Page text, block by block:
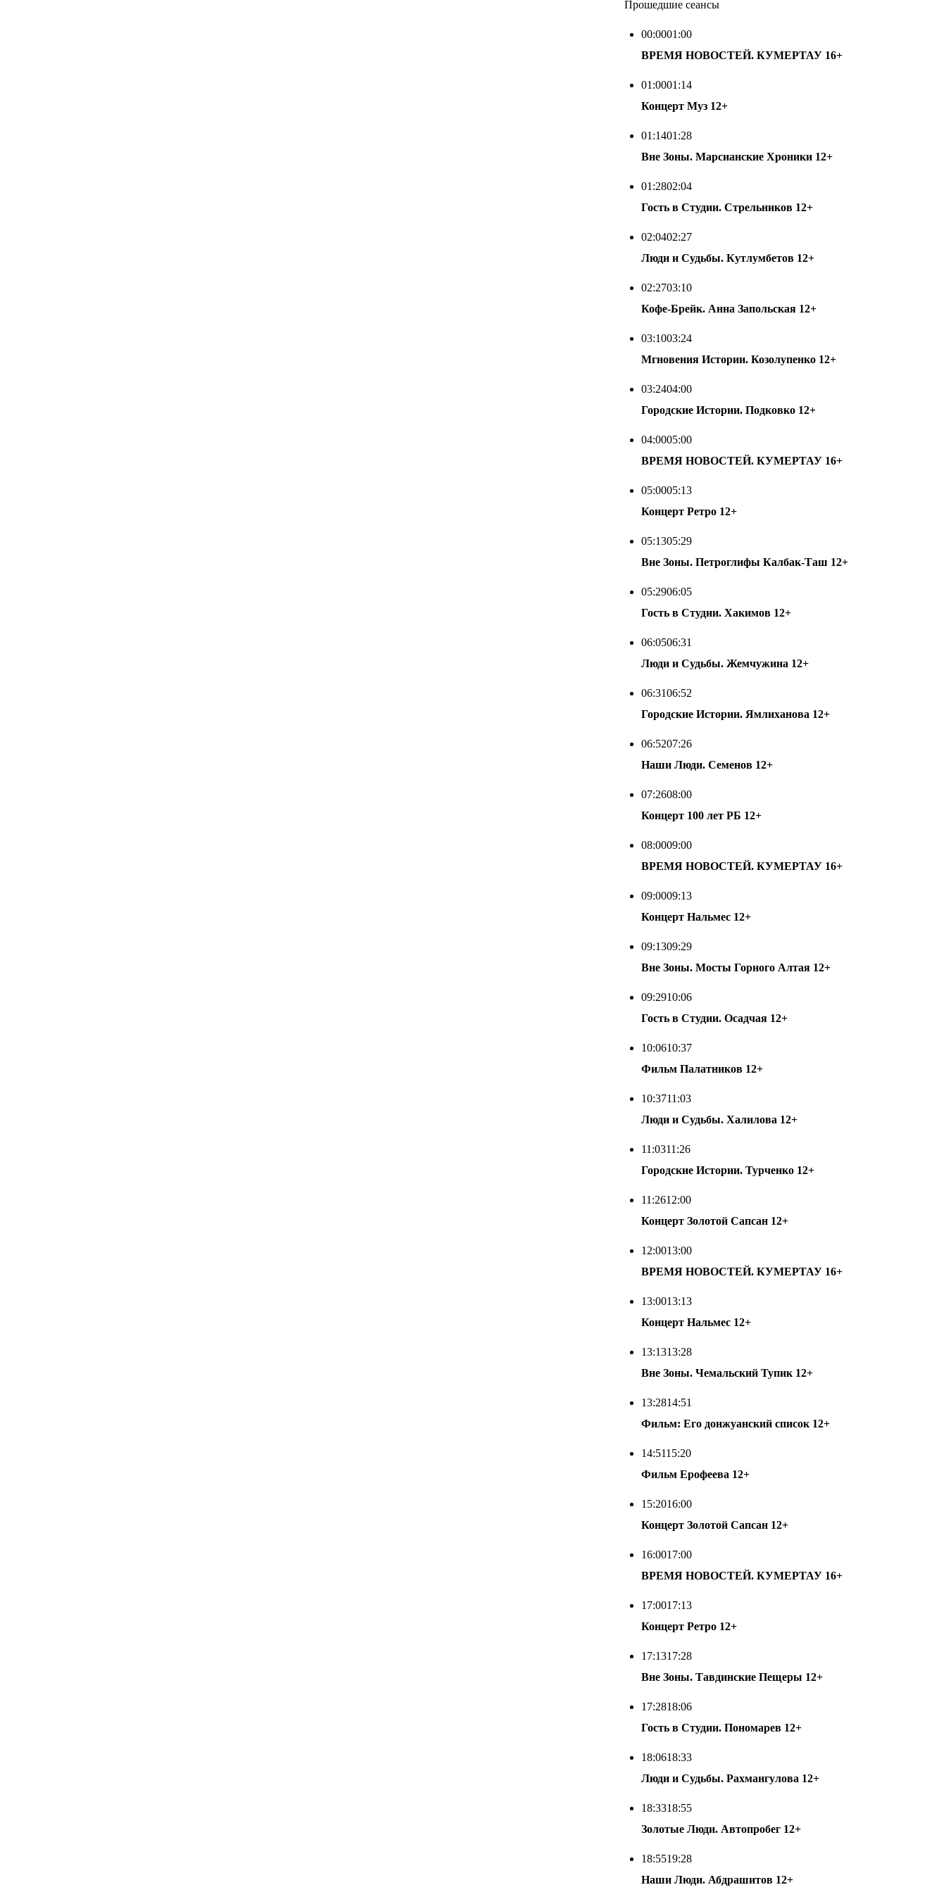
Прошедшие сеансы
00:0001:00
ВРЕМЯ НОВОСТЕЙ. КУМЕРТАУ 16+
01:0001:14
Концерт Муз 12+
01:1401:28
Вне Зоны. Марсианские Хроники 12+
01:2802:04
Гость в Студии. Стрельников 12+
02:0402:27
Люди и Судьбы. Кутлумбетов 12+
02:2703:10
Кофе-Брейк. Анна Запольская 12+
03:1003:24
Мгновения Истории. Козолупенко 12+
03:2404:00
Городские Истории. Подковко 12+
04:0005:00
ВРЕМЯ НОВОСТЕЙ. КУМЕРТАУ 16+
05:0005:13
Концерт Ретро 12+
05:1305:29
Вне Зоны. Петроглифы Калбак-Таш 12+
05:2906:05
Гость в Студии. Хакимов 12+
06:0506:31
Люди и Судьбы. Жемчужина 12+
06:3106:52
Городские Истории. Ямлиханова 12+
06:5207:26
Наши Люди. Семенов 12+
07:2608:00
Концерт 100 лет РБ 12+
08:0009:00
ВРЕМЯ НОВОСТЕЙ. КУМЕРТАУ 16+
09:0009:13
Концерт Нальмес 12+
09:1309:29
Вне Зоны. Мосты Горного Алтая 12+
09:2910:06
Гость в Студии. Осадчая 12+
10:0610:37
Фильм Палатников 12+
10:3711:03
Люди и Судьбы. Халилова 12+
11:0311:26
Городские Истории. Турченко 12+
11:2612:00
Концерт Золотой Сапсан 12+
12:0013:00
ВРЕМЯ НОВОСТЕЙ. КУМЕРТАУ 16+
13:0013:13
Концерт Нальмес 12+
13:1313:28
Вне Зоны. Чемальский Тупик 12+
13:2814:51
Фильм: Его донжуанский список 12+
14:5115:20
Фильм Ерофеева 12+
15:2016:00
Концерт Золотой Сапсан 12+
16:0017:00
ВРЕМЯ НОВОСТЕЙ. КУМЕРТАУ 16+
17:0017:13
Концерт Ретро 12+
17:1317:28
Вне Зоны. Тавдинские Пещеры 12+
17:2818:06
Гость в Студии. Пономарев 12+
18:0618:33
Люди и Судьбы. Рахмангулова 12+
18:3318:55
Золотые Люди. Автопробег 12+
18:5519:28
Наши Люди. Абдрашитов 12+